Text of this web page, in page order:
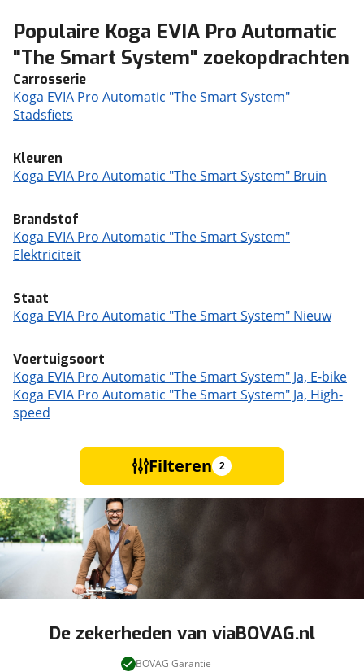
Populaire Koga EVIA Pro Automatic
"The Smart System" zoekopdrachten
Carrosserie
Koga EVIA Pro Automatic "The Smart System"
Stadsfiets
Kleuren
Koga EVIA Pro Automatic "The Smart System" Bruin
Brandstof
Koga EVIA Pro Automatic "The Smart System"
Elektriciteit
Staat
Koga EVIA Pro Automatic "The Smart System" Nieuw
Voertuigsoort
Koga EVIA Pro Automatic "The Smart System" Ja, E-bike
Koga EVIA Pro Automatic "The Smart System" Ja, High-
speed
Filteren 2
De zekerheden van viaBOVAG.nl
BOVAG Garantie